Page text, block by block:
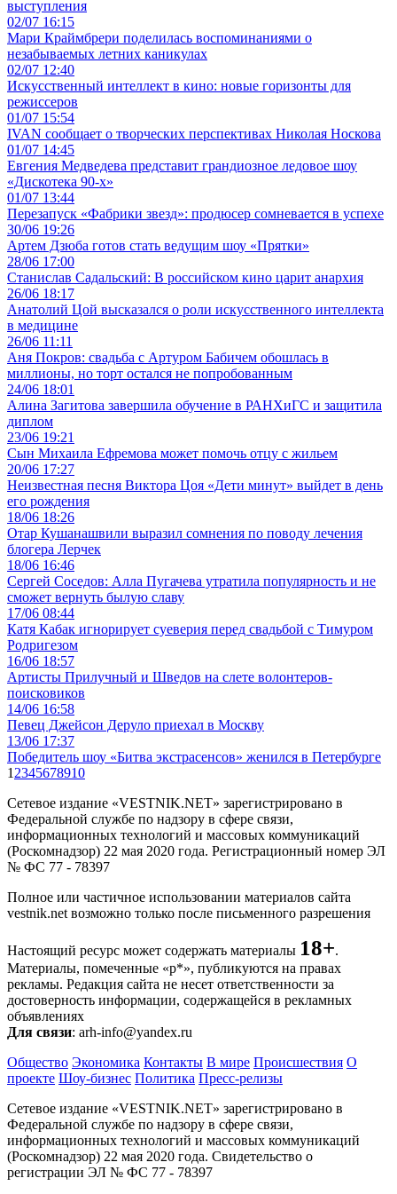
выступления
02/07 16:15
Мари Краймбрери поделилась воспоминаниями о
незабываемых летних каникулах
02/07 12:40
Искусственный интеллект в кино: новые горизонты для
режиссеров
01/07 15:54
IVAN сообщает о творческих перспективах Николая Носкова
01/07 14:45
Евгения Медведева представит грандиозное ледовое шоу
«Дискотека 90-х»
01/07 13:44
Перезапуск «Фабрики звезд»: продюсер сомневается в успехе
30/06 19:26
Артем Дзюба готов стать ведущим шоу «Прятки»
28/06 17:00
Станислав Садальский: В российском кино царит анархия
26/06 18:17
Анатолий Цой высказался о роли искусственного интеллекта
в медицине
26/06 11:11
Аня Покров: свадьба с Артуром Бабичем обошлась в
миллионы, но торт остался не попробованным
24/06 18:01
Алина Загитова завершила обучение в РАНХиГС и защитила
диплом
23/06 19:21
Сын Михаила Ефремова может помочь отцу с жильем
20/06 17:27
Неизвестная песня Виктора Цоя «Дети минут» выйдет в день
его рождения
18/06 18:26
Отар Кушанашвили выразил сомнения по поводу лечения
блогера Лерчек
18/06 16:46
Сергей Соседов: Алла Пугачева утратила популярность и не
сможет вернуть былую славу
17/06 08:44
Катя Кабак игнорирует суеверия перед свадьбой с Тимуром
Родригезом
16/06 18:57
Артисты Прилучный и Шведов на слете волонтеров-
поисковиков
14/06 16:58
Певец Джейсон Деруло приехал в Москву
13/06 17:37
Победитель шоу «Битва экстрасенсов» женился в Петербурге
1 2345678910
Сетевое издание «VESTNIK.NET» зарегистрировано в
Федеральной службе по надзору в сфере связи,
информационных технологий и массовых коммуникаций
(Роскомнадзор) 22 мая 2020 года. Регистрационный номер ЭЛ
№ ФС 77 - 78397
Полное или частичное использовании материалов сайта
vestnik.net возможно только после письменного разрешения
Настоящий ресурс может содержать материалы 18+.
Материалы, помеченные «р*», публикуются на правах
рекламы. Редакция сайта не несет ответственности за
достоверность информации, содержащейся в рекламных
объявлениях
Для связи: arh-info@yandex.ru
Общество Экономика Контакты В мире Происшествия О
проекте Шоу-бизнес Политика Пресс-релизы
Сетевое издание «VESTNIK.NET» зарегистрировано в
Федеральной службе по надзору в сфере связи,
информационных технологий и массовых коммуникаций
(Роскомнадзор) 22 мая 2020 года. Свидетельство о
регистрации ЭЛ № ФС 77 - 78397